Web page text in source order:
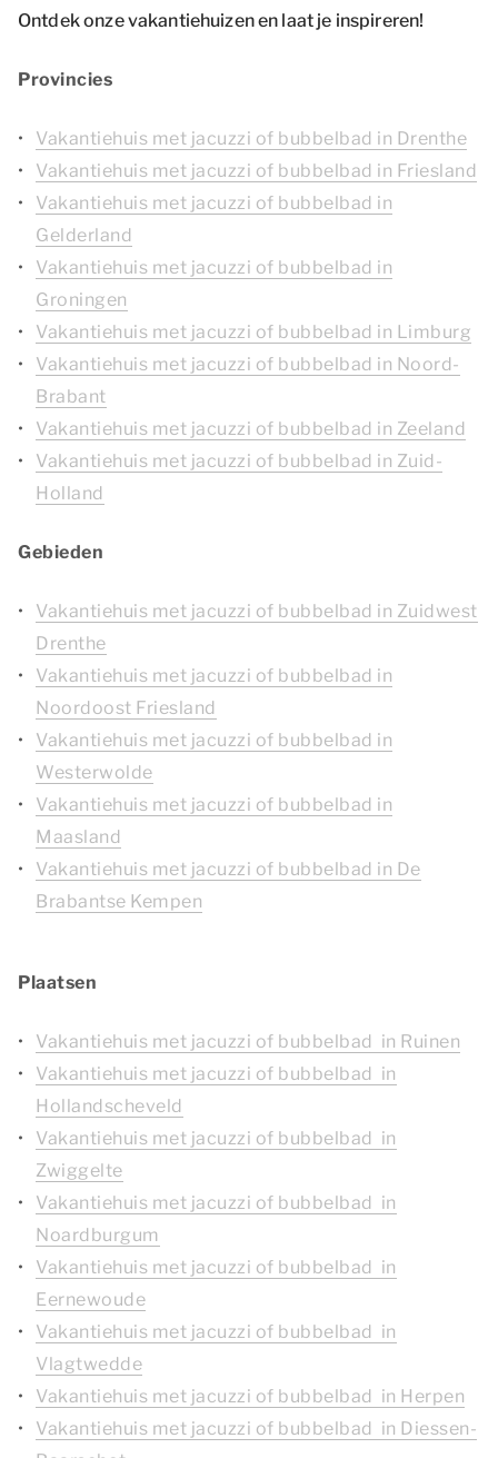
Ontdek onze vakantiehuizen en laat je inspireren!
Provincies
Vakantiehuis met jacuzzi of bubbelbad in Drenthe
Vakantiehuis met jacuzzi of bubbelbad in Friesland
Vakantiehuis met jacuzzi of bubbelbad in
Gelderland
Vakantiehuis met jacuzzi of bubbelbad in
Groningen
Vakantiehuis met jacuzzi of bubbelbad in Limburg
Vakantiehuis met jacuzzi of bubbelbad in Noord-
Brabant
Vakantiehuis met jacuzzi of bubbelbad in Zeeland
Vakantiehuis met jacuzzi of bubbelbad in Zuid-
Holland
Gebieden
Vakantiehuis met jacuzzi of bubbelbad in Zuidwest
Drenthe
Vakantiehuis met jacuzzi of bubbelbad in
Noordoost Friesland
Vakantiehuis met jacuzzi of bubbelbad in
Westerwolde
Vakantiehuis met jacuzzi of bubbelbad in
Maasland
Vakantiehuis met jacuzzi of bubbelbad in De
Brabantse Kempen
Plaatsen
Vakantiehuis met jacuzzi of bubbelbad in Ruinen
Vakantiehuis met jacuzzi of bubbelbad in
Hollandscheveld
Vakantiehuis met jacuzzi of bubbelbad in
Zwiggelte
Vakantiehuis met jacuzzi of bubbelbad in
Noardburgum
Vakantiehuis met jacuzzi of bubbelbad in
Eernewoude
Vakantiehuis met jacuzzi of bubbelbad in
Vlagtwedde
Vakantiehuis met jacuzzi of bubbelbad in Herpen
Vakantiehuis met jacuzzi of bubbelbad in Diessen-